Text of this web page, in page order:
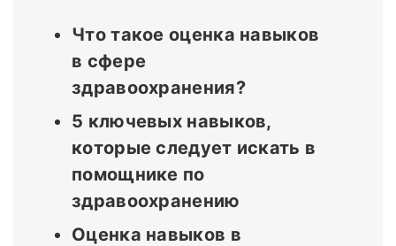
Что такое оценка навыков
в сфере
здравоохранения?
5 ключевых навыков,
которые следует искать в
помощнике по
здравоохранению
Оценка навыков в